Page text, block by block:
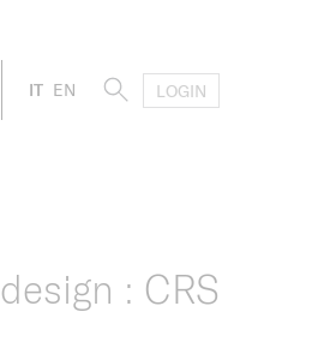
IT EN LOGIN
design : CRS